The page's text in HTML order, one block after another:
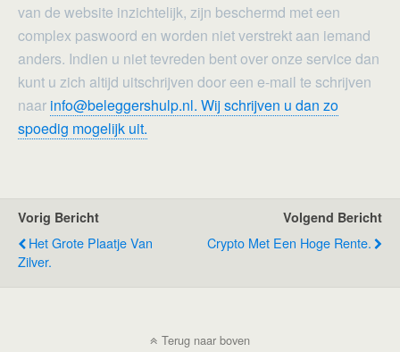
van de website inzichtelijk, zijn beschermd met een
complex paswoord en worden niet verstrekt aan iemand
anders. Indien u niet tevreden bent over onze service dan
kunt u zich altijd uitschrijven door een e-mail te schrijven
naar info@beleggershulp.nl. Wij schrijven u dan zo
spoedig mogelijk uit.
Vorig Bericht
Het Grote Plaatje Van
Zilver.
Volgend Bericht
Crypto Met Een Hoge Rente.
Terug naar boven